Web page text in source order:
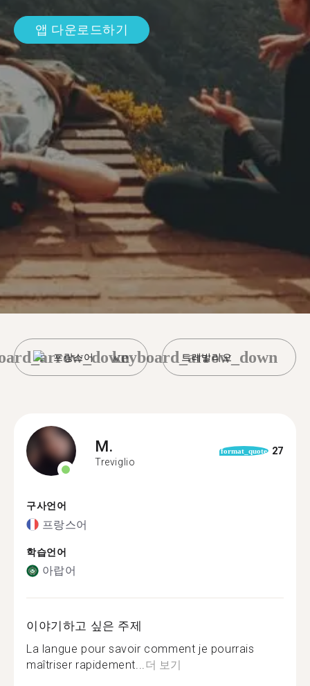
앱 다운로드하기
프랑스어 트레빌리오
keyboard_arrow_down
M.
Treviglio
format_quote 27
구사언어
프랑스어
학습언어
아랍어
이야기하고 싶은 주제
La langue pour savoir comment je pourrais
maîtriser rapidement...더 보기